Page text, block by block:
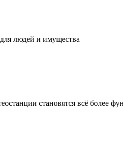
людей и имущества
становятся всё более